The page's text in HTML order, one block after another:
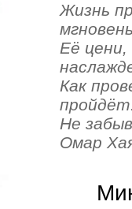
Жизнь
Её цени,
Как
Не
Омар